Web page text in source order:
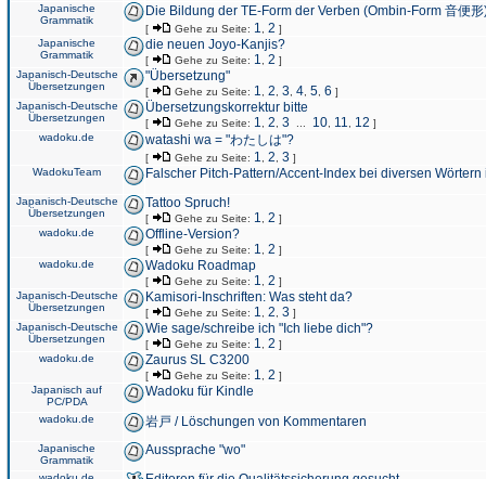
Japanische
Grammatik
Die Bildung der TE-Form der Verben (Ombin-Form 音便形
[ Gehe zu Seite: 1 2 ]
Japanische
Grammatik
die neuen Joyo-Kanjis?
[ Gehe zu Seite: 1 2 ]
Japanisch-Deutsche
Übersetzungen
"Übersetzung"
[ Gehe zu Seite: 1 2 3 4 5 6 ]
Japanisch-Deutsche
Übersetzungen
Übersetzungskorrektur bitte
[ Gehe zu Seite: 1 2 3 10 11 12 ]
wadoku.de
watashi wa = "わたしは"?
[ Gehe zu Seite: 1 2 3 ]
WadokuTeam
Falscher Pitch-Pattern/Accent-Index bei diversen
Japanisch-Deutsche
Übersetzungen
Tattoo Spruch!
[ Gehe zu Seite: 1 2 ]
wadoku.de
Offline-Version?
[ Gehe zu Seite: 1 2 ]
wadoku.de
Wadoku Roadmap
[ Gehe zu Seite: 1 2 ]
Japanisch-Deutsche
Übersetzungen
Kamisori-Inschriften: Was steht da?
[ Gehe zu Seite: 1 2 3 ]
Japanisch-Deutsche
Übersetzungen
Wie sage/schreibe ich "Ich liebe dich"?
[ Gehe zu Seite: 1 2 ]
wadoku.de
Zaurus SL C3200
[ Gehe zu Seite: 1 2 ]
Japanisch auf
PC/PDA
Wadoku für Kindle
wadoku.de 岩戸 / Löschungen von Kommentaren
Japanische
Grammatik
Aussprache "wo"